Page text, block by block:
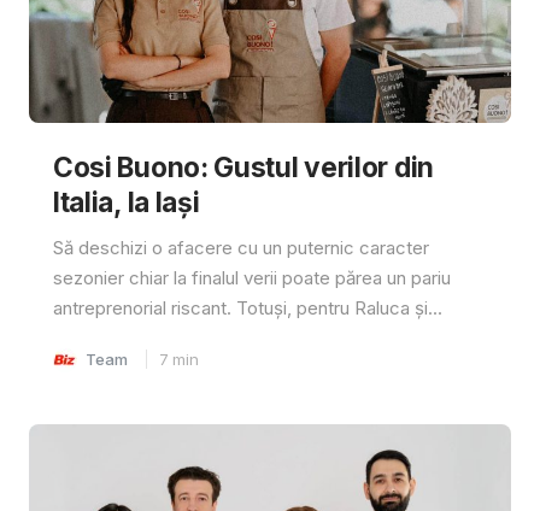
Cosi Buono: Gustul verilor din
Italia, la Iași
Să deschizi o afacere cu un puternic caracter
sezonier chiar la finalul verii poate părea un pariu
antreprenorial riscant. Totuși, pentru Raluca și...
Team 7 min